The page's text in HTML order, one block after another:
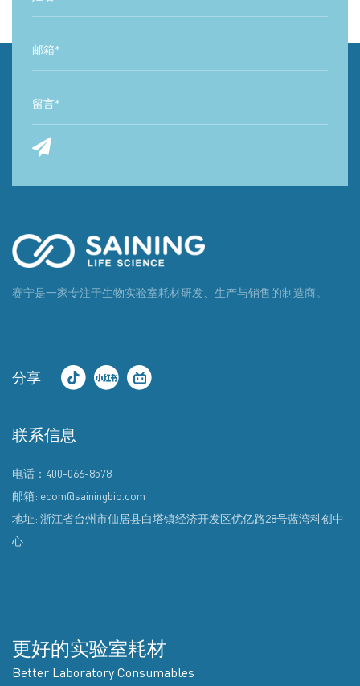
赛宁是一家专注于生物实验室耗材研发、生产与销售的制造商。
分享
联系信息
电话：400-066-8578
邮箱: ecom@sainingbio.com
地址: 浙江省台州市仙居县白塔镇经济开发区优亿路28号蓝湾科创中
心
更好的实验室耗材
Better Laboratory Consumables